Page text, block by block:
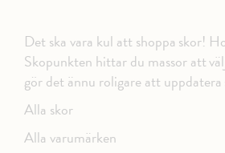
Det ska vara kul att shoppa skor!
Skopunkten hittar du massor att
gör det ännu roligare att uppdatera
Alla skor
Alla varumärken